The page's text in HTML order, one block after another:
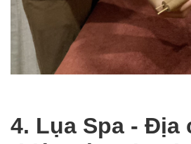
4. Lụa Spa - Địa